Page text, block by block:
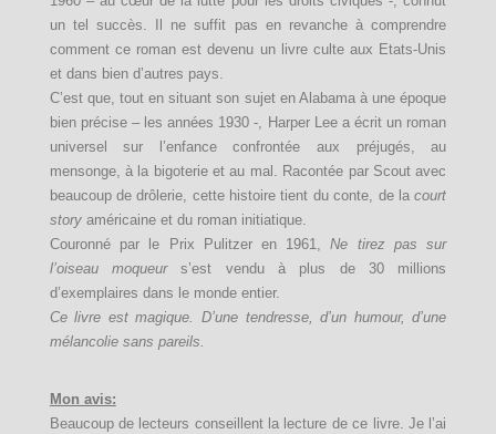
un tel succès. Il ne suffit pas en revanche à comprendre
comment ce roman est devenu un livre culte aux Etats-Unis
et dans bien d’autres pays.
C’est que, tout en situant son sujet en Alabama à une époque
bien précise – les années 1930 -, Harper Lee a écrit un roman
universel sur l’enfance confrontée aux préjugés, au
mensonge, à la bigoterie et au mal. Racontée par Scout avec
beaucoup de drôlerie, cette histoire tient du conte, de lacourt
storyaméricaine et du roman initiatique.
Couronné par le Prix Pulitzer en 1961,Ne tirez pas sur
l’oiseau moqueurs’est vendu à plus de 30 millions
d’exemplaires dans le monde entier.
Ce livre est magique. D’une tendresse, d’un humour, d’une
mélancolie sans pareils.
Mon avis:
Beaucoup de lecteurs conseillent la lecture de ce livre. Je l’ai